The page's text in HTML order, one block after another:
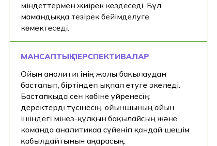
міндеттермен жиірек кездеседі. Бұл
мамандыққа тезірек бейімделуге
көмектеседі.
МАНСАПТЫҚ ПЕРСПЕКТИВАЛАР
Ойын аналитигінің жолы бақылаудан
басталып, біртіндеп ықпал етуге әкеледі.
Бастапқыда сен көбіне үйренесің:
деректерді түсінесің, ойыншының ойын
ішіндегі мінез-құлқын бақылайсың және
команда аналитикаға сүйеніп қандай шешім
қабылдайтынын аңғарасың.